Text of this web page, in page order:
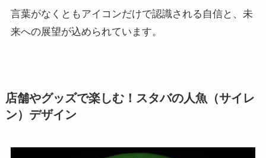
言葉がなくともアイコンだけで認識される自信と、未
来への展望が込められています。
店舗やグッズで楽しむ！スタバの人魚（サイレ
ン）デザイン